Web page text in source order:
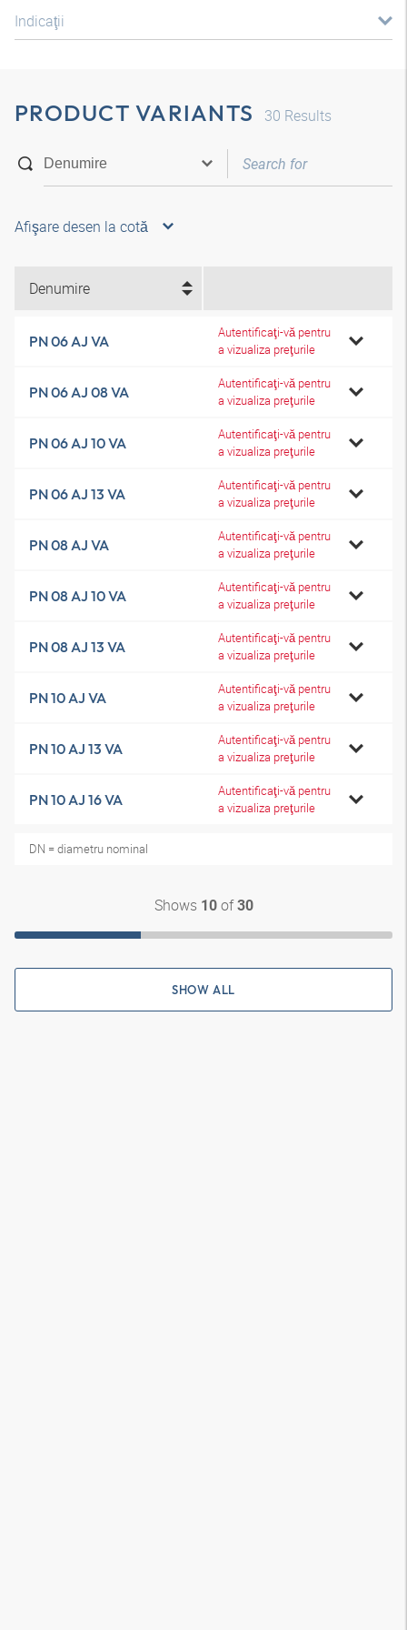
Indicaţii
PRODUCT VARIANTS 30 Results
Afişare desen la cotă
Denumire
PN 06 AJ VA
Autentificaţi-vă pentru
a vizualiza preţurile
PN 06 AJ 08 VA
Autentificaţi-vă pentru
a vizualiza preţurile
PN 06 AJ 10 VA
Autentificaţi-vă pentru
a vizualiza preţurile
PN 06 AJ 13 VA
Autentificaţi-vă pentru
a vizualiza preţurile
PN 08 AJ VA
Autentificaţi-vă pentru
a vizualiza preţurile
PN 08 AJ 10 VA
Autentificaţi-vă pentru
a vizualiza preţurile
PN 08 AJ 13 VA
Autentificaţi-vă pentru
a vizualiza preţurile
PN 10 AJ VA
Autentificaţi-vă pentru
a vizualiza preţurile
PN 10 AJ 13 VA
Autentificaţi-vă pentru
a vizualiza preţurile
PN 10 AJ 16 VA
Autentificaţi-vă pentru
a vizualiza preţurile
DN = diametru nominal
Shows 10of30
SHOW ALL